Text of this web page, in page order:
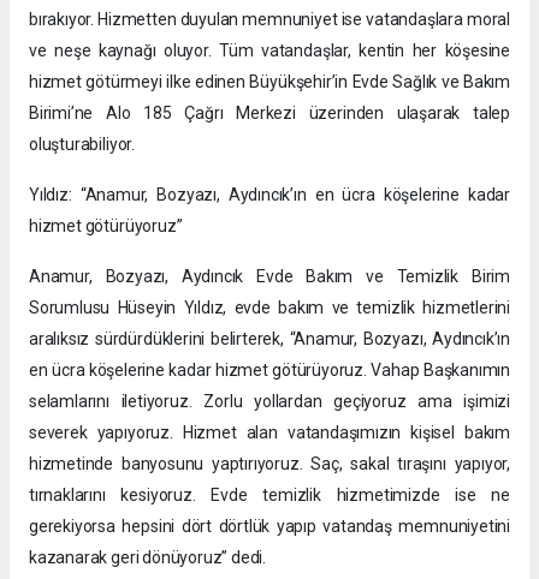
bırakıyor. Hizmetten duyulan memnuniyet ise vatandaşlara moral
ve neşe kaynağı oluyor. Tüm vatandaşlar, kentin her köşesine
hizmet götürmeyi ilke edinen Büyükşehir’in Evde Sağlık ve Bakım
Birimi’ne Alo 185 Çağrı Merkezi üzerinden ulaşarak talep
oluşturabiliyor.
Yıldız: “Anamur, Bozyazı, Aydıncık’ın en ücra köşelerine kadar
hizmet götürüyoruz”
Anamur, Bozyazı, Aydıncık Evde Bakım ve Temizlik Birim
Sorumlusu Hüseyin Yıldız, evde bakım ve temizlik hizmetlerini
aralıksız sürdürdüklerini belirterek, “Anamur, Bozyazı, Aydıncık’ın
en ücra köşelerine kadar hizmet götürüyoruz. Vahap Başkanımın
selamlarını iletiyoruz. Zorlu yollardan geçiyoruz ama işimizi
severek yapıyoruz. Hizmet alan vatandaşımızın kişisel bakım
hizmetinde banyosunu yaptırıyoruz. Saç, sakal tıraşını yapıyor,
tırnaklarını kesiyoruz. Evde temizlik hizmetimizde ise ne
gerekiyorsa hepsini dört dörtlük yapıp vatandaş memnuniyetini
kazanarak geri dönüyoruz” dedi.